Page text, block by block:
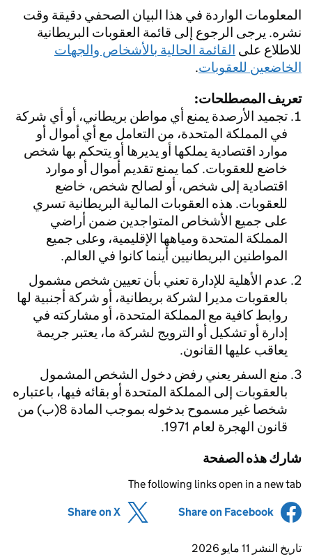
المعلومات الواردة في هذا البيان الصحفي دقيقة وقت
نشره. يرجى الرجوع إلى قائمة العقوبات البريطانية
للاطلاع على القائمة الحالية بالأشخاص والجهات
الخاضعين للعقوبات.
تعريف المصطلحات:
تجميد الأرصدة يمنع أي مواطن بريطاني، أو أي شركة
في المملكة المتحدة، من التعامل مع أي أموال أو
موارد اقتصادية يملكها أو يديرها أو يتحكم بها شخص
خاضع للعقوبات. كما يمنع تقديم أموال أو موارد
اقتصادية إلى شخص، أو لصالح شخص، خاضع
للعقوبات. هذه العقوبات المالية البريطانية تسري
على جميع الأشخاص المتواجدين ضمن أراضي
المملكة المتحدة ومياهها الإقليمية، وعلى جميع
المواطنين البريطانيين أينما كانوا في العالم.
عدم الأهلية للإدارة تعني بأن تعيين شخص مشمول
بالعقوبات مديرا لشركة بريطانية، أو شركة أجنبية لها
روابط كافية مع المملكة المتحدة، أو مشاركته في
إدارة أو تشكيل أو الترويج لشركة ما، يعتبر جريمة
يعاقب عليها القانون.
منع السفر يعني رفض دخول الشخص المشمول
بالعقوبات إلى المملكة المتحدة أو بقائه فيها، باعتباره
شخصا غير مسموح بدخوله بموجب المادة 8(ب) من
قانون الهجرة لعام 1971.
شارك هذه الصفحة
The following links open in a new tab
Share on Facebook
Share on X
Updates to this page
تاريخ النشر 11 مايو 2026